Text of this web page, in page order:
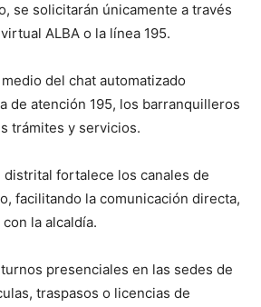
se solicitarán únicamente a través
ALBA o la línea 195.
del chat automatizado
de atención 195, los barranquilleros
trámites y servicios.
fortalece los canales de
facilitando la comunicación directa,
la alcaldía.
presenciales en las sedes de
traspasos o licencias de